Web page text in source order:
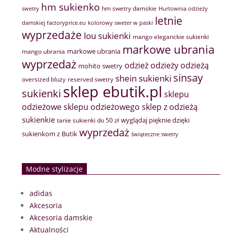
swetry hm sukienko hm swetry damskie Hurtownia odzieży
damskiej factoryprice.eu kolorowy sweter w paski letnie
wyprzedaże lou sukienki mango eleganckie sukienki
mango ubrania markowe ubrania markowe ubrania
wyprzedaż mohito swetry odzież odzieży odzieżą
oversized bluzy reserved swetry shein sukienki sinsay
sukienki sklep ebutik.pl sklepu
odzieżowesklepu odzieżowego sklep z odzieżą
sukienkie tanie sukienki do 50 zł wyglądaj pięknie dzięki
sukienkom z Butik wyprzedaż świąteczne swetry
Modne stylizacje
adidas
Akcesoria
Akcesoria damskie
Aktualności